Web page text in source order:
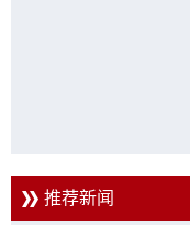
推荐新闻